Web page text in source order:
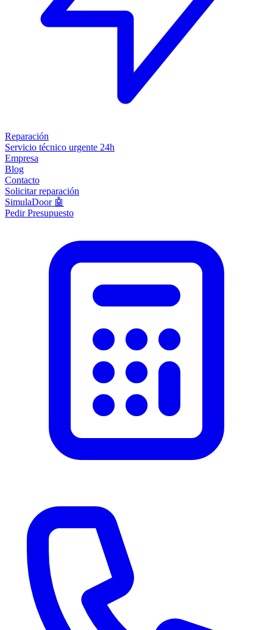
Reparación
Servicio técnico urgente 24h
Empresa
Blog
Contacto
Solicitar reparación
SimulaDoor 🤖
Pedir Presupuesto